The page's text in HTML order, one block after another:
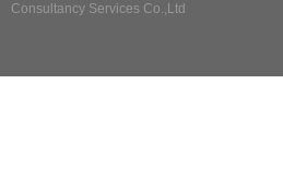
Consultancy Services Co.,Ltd